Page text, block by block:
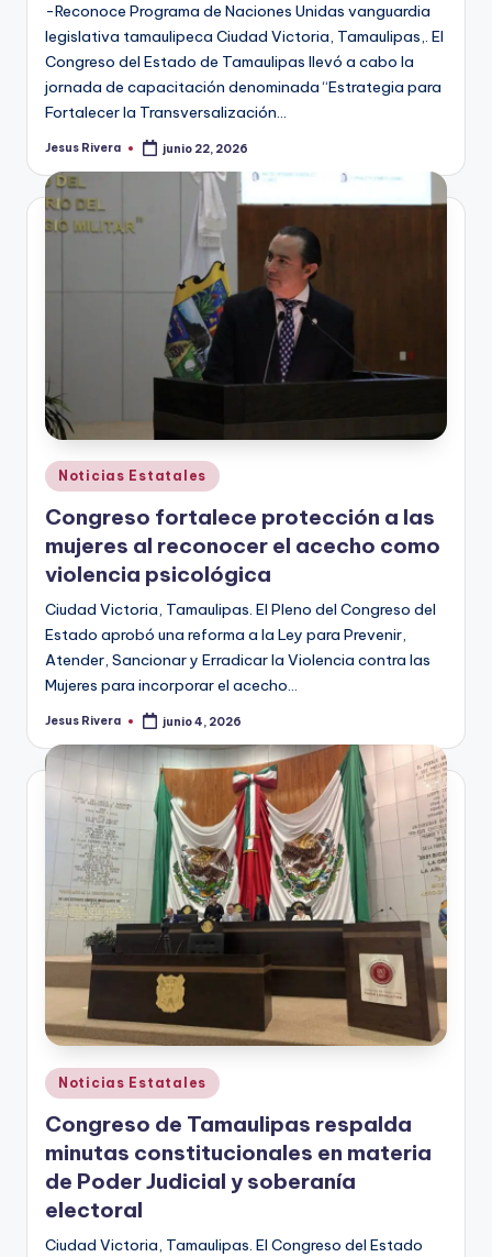
-Reconoce Programa de Naciones Unidas vanguardia
legislativa tamaulipeca Ciudad Victoria, Tamaulipas,. El
Congreso del Estado de Tamaulipas llevó a cabo la
jornada de capacitación denominada “Estrategia para
Fortalecer la Transversalización…
Publicado
Jesus Rivera junio 22, 2026
Publicado
en
Noticias Estatales
Congreso fortalece protección a las
mujeres al reconocer el acecho como
violencia psicológica
Ciudad Victoria, Tamaulipas. El Pleno del Congreso del
Estado aprobó una reforma a la Ley para Prevenir,
Atender, Sancionar y Erradicar la Violencia contra las
Mujeres para incorporar el acecho…
Publicado
Jesus Rivera junio 4, 2026
Publicado
en
Noticias Estatales
Congreso de Tamaulipas respalda
minutas constitucionales en materia
de Poder Judicial y soberanía
electoral
Ciudad Victoria, Tamaulipas. El Congreso del Estado